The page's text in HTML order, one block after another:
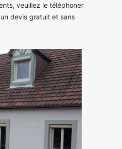
veuillez le téléphoner
devis gratuit et sans